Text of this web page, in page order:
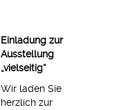
Einladung zur
Ausstellung
„vielseitig“
Wir laden Sie
herzlich zur